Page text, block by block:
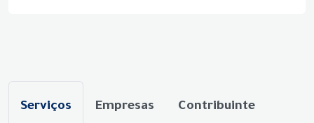
Serviços Empresas Contribuinte